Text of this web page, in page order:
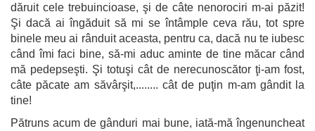
dăruit cele trebuincioase, şi de câte nenorociri m-ai păzit!
Şi dacă ai îngăduit să mi se întâmple ceva rău, tot spre
binele meu ai rânduit aceasta, pentru ca, dacă nu te iubesc
când îmi faci bine, să-mi aduc aminte de tine măcar când
mă pedepseşti. Şi totuşi cât de nerecunoscător ţi-am fost,
câte păcate am săvârşit,........ cât de puţin m-am gândit la
tine!
Pătruns acum de gânduri mai bune, iată-mă îngenuncheat